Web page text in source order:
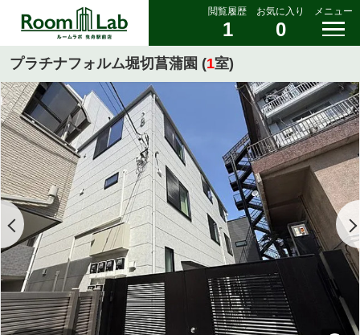
閲覧履歴
1
お気に入り
0
メニュー
プラチナフォルム堀切菖蒲園 (1室)